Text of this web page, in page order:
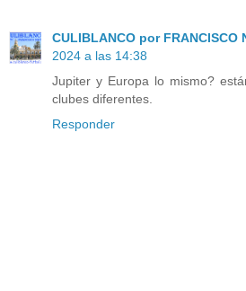
CULIBLANCO por FRANCISCO
2024 a las 14:38
Jupiter y Europa lo mismo?
clubes diferentes.
Responder